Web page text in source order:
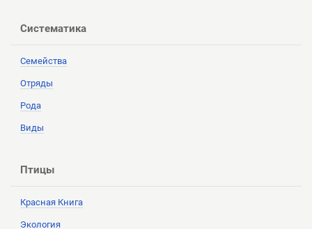
Систематика
Семейства
Отряды
Рода
Виды
Птицы
Красная Книга
Экология